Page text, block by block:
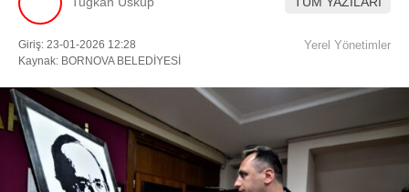
Instagram
Youtube
Giriş: 23-01-2026 12:28
Kaynak: BORNOVA BELEDİYESİ
Yerel Yönetimler